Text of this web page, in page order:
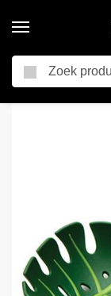
Keukengerei